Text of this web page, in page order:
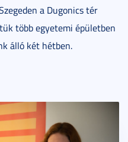
a Dugonics tér
több egyetemi épületben
álló két hétben.